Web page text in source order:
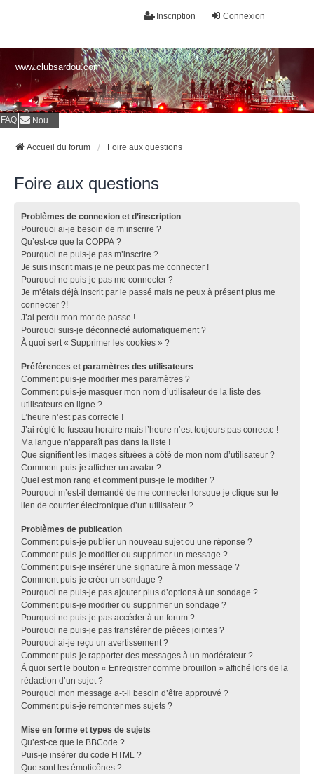
Connexion
Inscription
www.clubsardou.com
FAQ Nous contacter
Accueil du forum Foire aux questions
Foire aux questions
Problèmes de connexion et d’inscription
Pourquoi ai-je besoin de m’inscrire ?
Qu’est-ce que la COPPA ?
Pourquoi ne puis-je pas m’inscrire ?
Je suis inscrit mais je ne peux pas me connecter !
Pourquoi ne puis-je pas me connecter ?
Je m’étais déjà inscrit par le passé mais ne peux à présent plus me
connecter ?!
J’ai perdu mon mot de passe !
Pourquoi suis-je déconnecté automatiquement ?
À quoi sert « Supprimer les cookies » ?
Préférences et paramètres des utilisateurs
Comment puis-je modifier mes paramètres ?
Comment puis-je masquer mon nom d’utilisateur de la liste des
utilisateurs en ligne ?
L’heure n’est pas correcte !
J’ai réglé le fuseau horaire mais l’heure n’est toujours pas correcte !
Ma langue n’apparaît pas dans la liste !
Que signifient les images situées à côté de mon nom d’utilisateur ?
Comment puis-je afficher un avatar ?
Quel est mon rang et comment puis-je le modifier ?
Pourquoi m’est-il demandé de me connecter lorsque je clique sur le
lien de courrier électronique d’un utilisateur ?
Problèmes de publication
Comment puis-je publier un nouveau sujet ou une réponse ?
Comment puis-je modifier ou supprimer un message ?
Comment puis-je insérer une signature à mon message ?
Comment puis-je créer un sondage ?
Pourquoi ne puis-je pas ajouter plus d’options à un sondage ?
Comment puis-je modifier ou supprimer un sondage ?
Pourquoi ne puis-je pas accéder à un forum ?
Pourquoi ne puis-je pas transférer de pièces jointes ?
Pourquoi ai-je reçu un avertissement ?
Comment puis-je rapporter des messages à un modérateur ?
À quoi sert le bouton « Enregistrer comme brouillon » affiché lors de la
rédaction d’un sujet ?
Pourquoi mon message a-t-il besoin d’être approuvé ?
Comment puis-je remonter mes sujets ?
Mise en forme et types de sujets
Qu’est-ce que le BBCode ?
Puis-je insérer du code HTML ?
Que sont les émoticônes ?